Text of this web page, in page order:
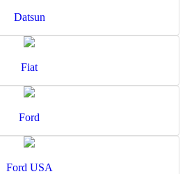
Datsun
Fiat
Ford
Ford USA